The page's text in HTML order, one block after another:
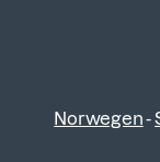
Norwegen-